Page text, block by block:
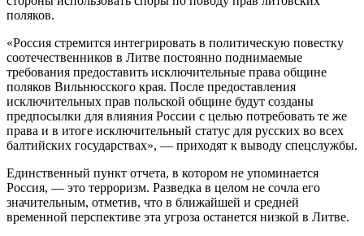
поляков.
«Россия стремится интегрировать в политическую повестку
соотечественников в Литве постоянно поднимаемые
требования предоставить исключительные права общине
поляков Вильнюсского края. После предоставления
исключительных прав польской общине будут созданы
предпосылки для влияния России с целью потребовать те же
права и в итоге исключительный статус для русских во всех
балтийских государствах», — приходят к выводу спецслужбы.
Единственный пункт отчета, в котором не упоминается
Россия, — это терроризм. Разведка в целом не сочла его
значительным, отметив, что в ближайшей и средней
временной перспективе эта угроза останется низкой в Литве.